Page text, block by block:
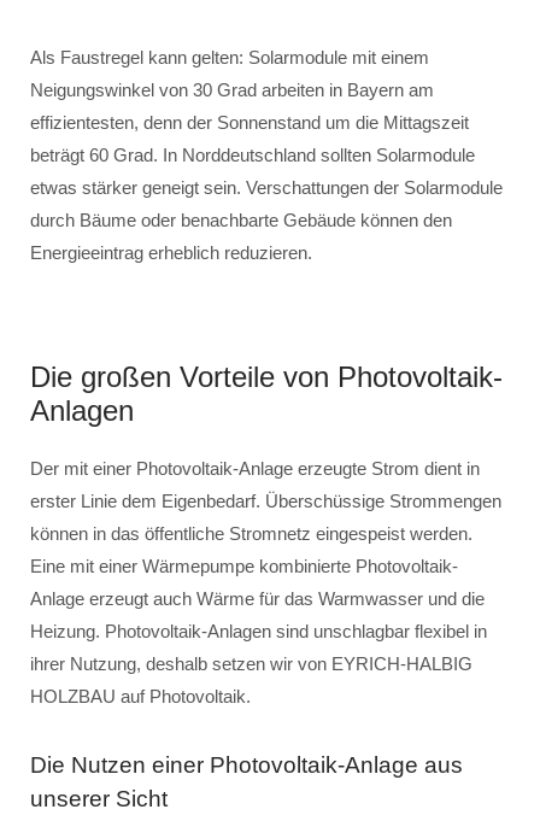
Als Faustregel kann gelten: Solarmodule mit einem
Neigungswinkel von 30 Grad arbeiten in Bayern am
effizientesten, denn der Sonnenstand um die Mittagszeit
beträgt 60 Grad. In Norddeutschland sollten Solarmodule
etwas stärker geneigt sein. Verschattungen der Solarmodule
durch Bäume oder benachbarte Gebäude können den
Energieeintrag erheblich reduzieren.
Die großen Vorteile von Photovoltaik-
Anlagen
Der mit einer Photovoltaik-Anlage erzeugte Strom dient in
erster Linie dem Eigenbedarf. Überschüssige Strommengen
können in das öffentliche Stromnetz eingespeist werden.
Eine mit einer Wärmepumpe kombinierte Photovoltaik-
Anlage erzeugt auch Wärme für das Warmwasser und die
Heizung. Photovoltaik-Anlagen sind unschlagbar flexibel in
ihrer Nutzung, deshalb setzen wir von EYRICH-HALBIG
HOLZBAU auf Photovoltaik.
Die Nutzen einer Photovoltaik-Anlage aus
unserer Sicht